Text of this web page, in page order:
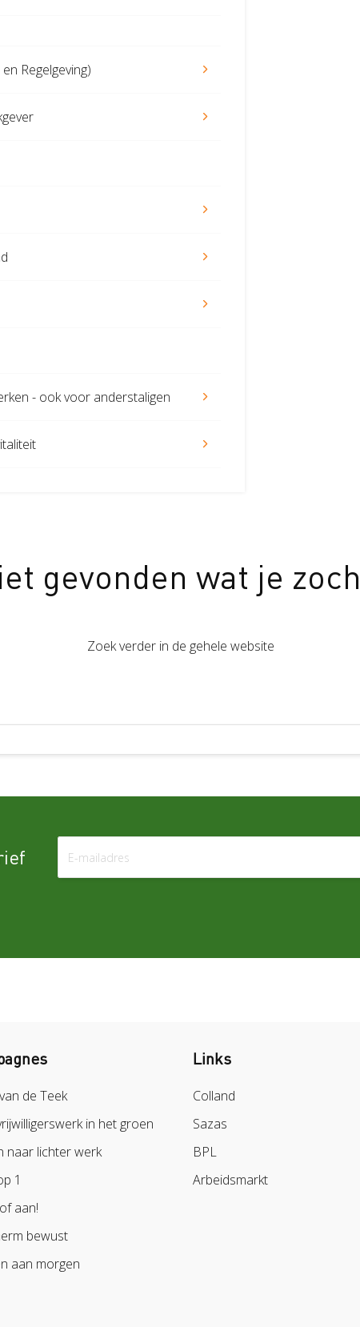
Regelgeving)
- ook voor anderstaligen
gevonden wat je
Zoek verder in de gehele website
de Teek
in het groen
naar lichter werk
1
aan!
bewust
aan morgen
Links
Colland
Sazas
BPL
Arbeidsmarkt